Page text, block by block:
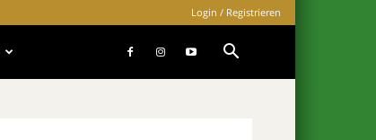
Login / Registrieren